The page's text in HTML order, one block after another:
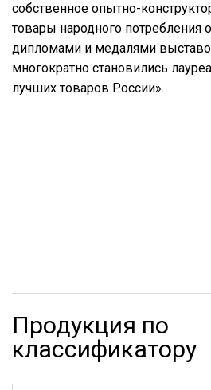
собственное опытно-
товары народного
дипломами и медалями
многократно становились
лучших товаров России».
Продукция по
классификатору